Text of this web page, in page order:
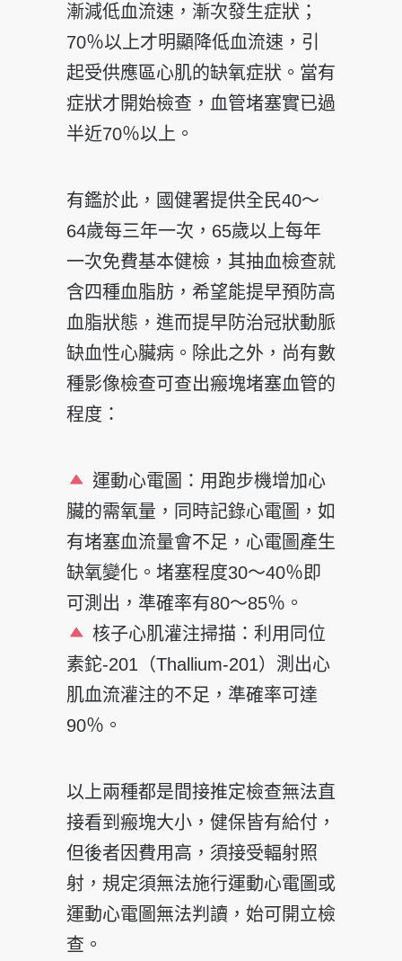
漸減低血流速，漸次發生症狀；
70％以上才明顯降低血流速，引
起受供應區心肌的缺氧症狀。當有
症狀才開始檢查，血管堵塞實已過
半近70％以上。
有鑑於此，國健署提供全民40～
64歲每三年一次，65歲以上每年
一次免費基本健檢，其抽血檢查就
含四種血脂肪，希望能提早預防高
血脂狀態，進而提早防治冠狀動脈
缺血性心臟病。除此之外，尚有數
種影像檢查可查出瘢塊堵塞血管的
程度：
運動心電圖：用跑步機增加心
臟的需氧量，同時記錄心電圖，如
有堵塞血流量會不足，心電圖產生
缺氧變化。堵塞程度30～40％即
可測出，準確率有80～85％。
核子心肌灌注掃描：利用同位
素鉈-201（Thallium-201）測出心
肌血流灌注的不足，準確率可達
90％。
以上兩種都是間接推定檢查無法直
接看到瘢塊大小，健保皆有給付，
但後者因費用高，須接受輻射照
射，規定須無法施行運動心電圖或
運動心電圖無法判讀，始可開立檢
查。